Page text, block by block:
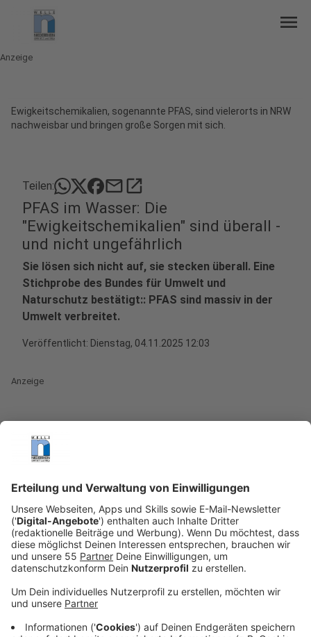
menu
Anzeige
Ewigkeitschemikalien, sogenannte PFAS, sind vielerorts in NRW
nachweisbar und bringen große Sorgen mit sich.
Teilen: mailopen_in_new
PFAS im Wasser: Die
"Ewigkeitschemikalien" sind überall -
und nicht ungefährlich
Sie lösen sich nicht auf, sie stecken überall. Eine
Stichprobe des Bundes für Umwelt und
Naturschutz bestätigt:: PFAS sind massiv in der
Umwelt verbreitet.
Veröffentlicht: Dienstag, 04.11.2025 12:03
Anzeige
die Fachleute diese Chemikalien
Zahlen für ein Schadstoff-Problem, das längst auch
NRW betrifft. Das Tückische an den sogenannten
Ewigkeitschemikalien: Sie verschwinden nicht einfach.
Sie landen im Trinkwasser, in Flüssen, im Grundwasser
und sogar in Lebensmitteln -und lassen sich
mittlerweile auch im menschlichen Körper nachweisen.
Anzeige
NRW misst seit 20 Jahren – mit gemischten